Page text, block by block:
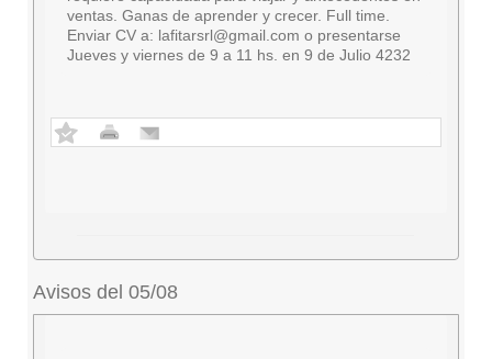
ventas. Ganas de aprender y crecer. Full time.
Enviar CV a: lafitarsrl@gmail.com o presentarse
Jueves y viernes de 9 a 11 hs. en 9 de Julio 4232
Avisos del 05/08